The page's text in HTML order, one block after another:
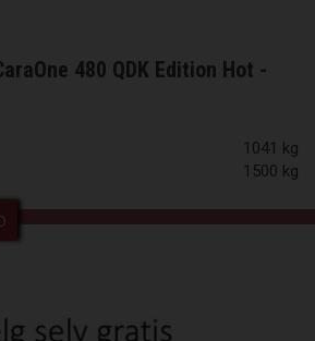
480 QDK Edition Hot -
1041 kg
1500 kg